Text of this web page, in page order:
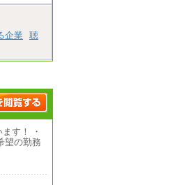
企業
聴
す！ ・
望の勤務